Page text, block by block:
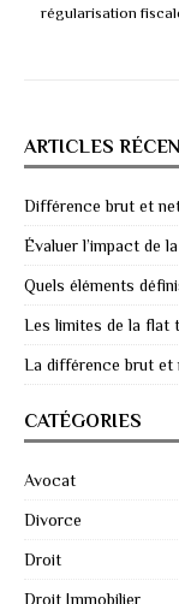
régularisation
ARTICLES
Différence brut et
Évaluer l’impact de
Quels éléments
Les limites de la flat
La différence brut et
CATÉGORIES
Avocat
Divorce
Droit
Droit Immobilier